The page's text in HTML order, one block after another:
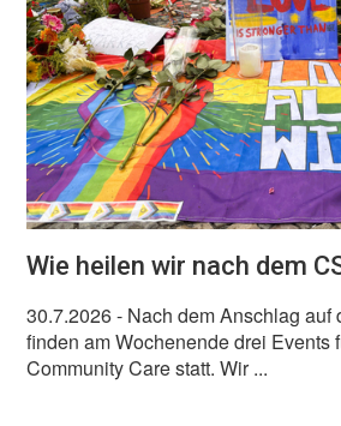
Wie heilen wir nach dem
30.7.2026- Nach dem Anschlag auf
finden am Wochenende drei Events
Community Care statt. Wir ...